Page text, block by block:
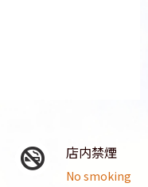
店内禁煙
No smoking